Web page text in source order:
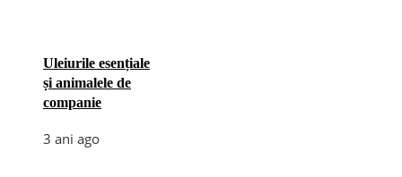
Uleiurile esențiale
și animalele de
companie
3 ani ago